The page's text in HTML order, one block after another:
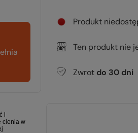
Produkt
Ten produkt nie
Zwrot do 30 dni
i
cienia w